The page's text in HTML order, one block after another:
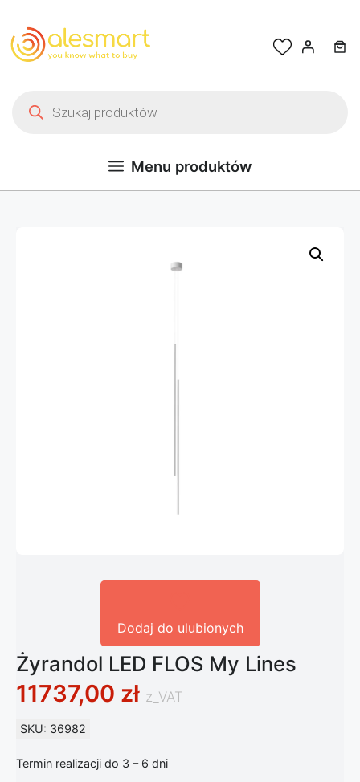
Menu produktów
Dodaj do ulubionych
Żyrandol LED FLOS My Lines
11737,00 zł z_VAT
SKU: 36982
Termin realizacji do 3 – 6 dni